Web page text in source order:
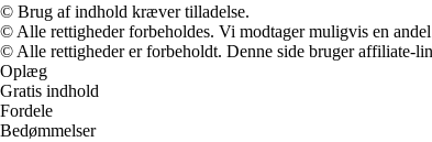
© Brug af indhold kræver tilladelse.
© Alle rettigheder forbeholdes. Vi modtager muligvis en
© Alle rettigheder er forbeholdt. Denne side bruger affiliate-
Oplæg
Gratis indhold
Fordele
Bedømmelser